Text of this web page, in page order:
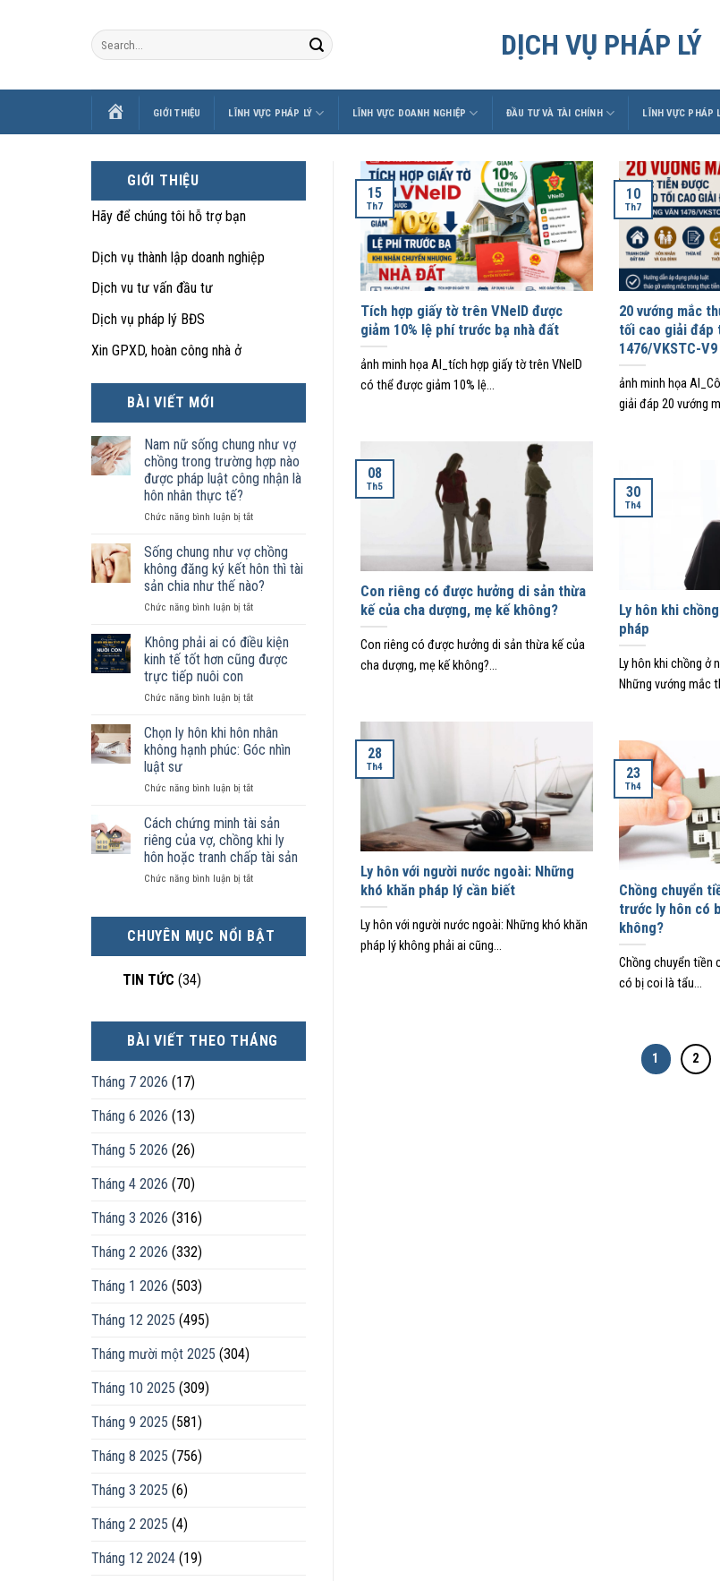
DỊCH VỤ PHÁP LÝ
TRANGGIỚI THIỆU LĨNH VỰC PHÁP LÝ LĨNH VỰC DOANH NGHIỆP ĐẦU TƯ VÀ TÀI CHÍNH LĨNH VỰC PHÁP
GIỚI THIỆU
Hãy để chúng tôi hỗ trợ bạn
Dịch vụ thành lập doanh nghiệp
Dịch vu tư vấn đầu tư
Dịch vụ pháp lý BĐS
Xin GPXD, hoàn công nhà ở
BÀI VIẾT MỚI
Nam nữ sống chung như vợ
chồng trong trường hợp nào
được pháp luật công nhận là
hôn nhân thực tế?
Chức năng bình luận bị tắtở
nữ
sống
chung
như
vợ
trong
trường
hợp
được
luật
công
hôn
thực
tế?
Sống chung như vợ chồng
không đăng ký kết hôn thì tài
sản chia như thế nào?
Chức năng bình luận bị tắtở
chung
như
vợ
không
ký
kết
hôn
tài
chia
như
nào?
Không phải ai có điều kiện
kinh tế tốt hơn cũng được
trực tiếp nuôi con
Chức năng bình luận bị tắtở
phải
ai
có
kiện
tế
tốt
hơn
cũng
được
con
Chọn ly hôn khi hôn nhân
không hạnh phúc: Góc nhìn
luật sư
Chức năng bình luận bị tắtở
ly
hôn
khi
hôn
nhân
Góc
nhìn
Cách chứng minh tài sản
riêng của vợ, chồng khi ly
hôn hoặc tranh chấp tài sản
Chức năng bình luận bị tắtở
tài
ly
hôn
CHUYÊN MỤC NỔI BẬT
TIN TỨC (34)
BÀI VIẾT THEO THÁNG
Tháng 7 2026 (17)
Tháng 6 2026 (13)
Tháng 5 2026 (26)
Tháng 4 2026 (70)
Tháng 3 2026 (316)
Tháng 2 2026 (332)
Tháng 1 2026 (503)
Tháng 12 2025 (495)
Tháng mười một 2025 (304)
Tháng 10 2025 (309)
Tháng 9 2025 (581)
Tháng 8 2025 (756)
Tháng 3 2025 (6)
Tháng 2 2025 (4)
Tháng 12 2024 (19)
Tích hợp giấy tờ trên VNeID được
giảm 10% lệ phí trước bạ nhà đất
ảnh minh họa AI_tích hợp giấy tờ trên VNeID
có thể được giảm 10% lệ...
15
Th7
20 vướng mắc
tối cao giải đáp
1476/VKSTC-V9
ảnh minh họa
giải đáp 20 vướng
10
Th7
Con riêng có được hưởng di sản thừa
kế của cha dượng, mẹ kế không?
Con riêng có được hưởng di sản thừa kế của
cha dượng, mẹ kế không?...
08
Th5
Ly hôn khi
pháp
Ly hôn khi chồng ở
Những vướng mắc
30
Th4
Ly hôn với người nước ngoài: Những
khó khăn pháp lý cần biết
Ly hôn với người nước ngoài: Những khó khăn
pháp lý không phải ai cũng...
28
Th4
Chồng chuyển
trước ly hôn có
không?
Chồng chuyển tiền
có bị coi là tẩu...
23
Th4
1 2